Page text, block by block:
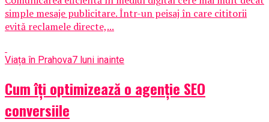
simple mesaje publicitare. Într-un peisaj în care cititorii
evită reclamele directe,...
Viața în Prahova7 luni inainte
Cum îți optimizează o agenție SEO
conversiile